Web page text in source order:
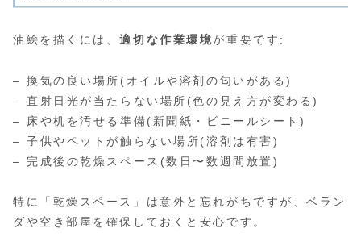
油絵を描くには、適切な作業環境が重要です:
– 換気の良い場所(オイルや溶剤の匂いがある)
– 直射日光が当たらない場所(色の見え方が変わる)
– 床や机を汚せる準備(新聞紙・ビニールシート)
– 子供やペットが触らない場所(溶剤は有害)
– 完成後の乾燥スペース(数日〜数週間放置)
特に「乾燥スペース」は意外と忘れがちですが、ベラン
ダや空き部屋を確保しておくと安心です。